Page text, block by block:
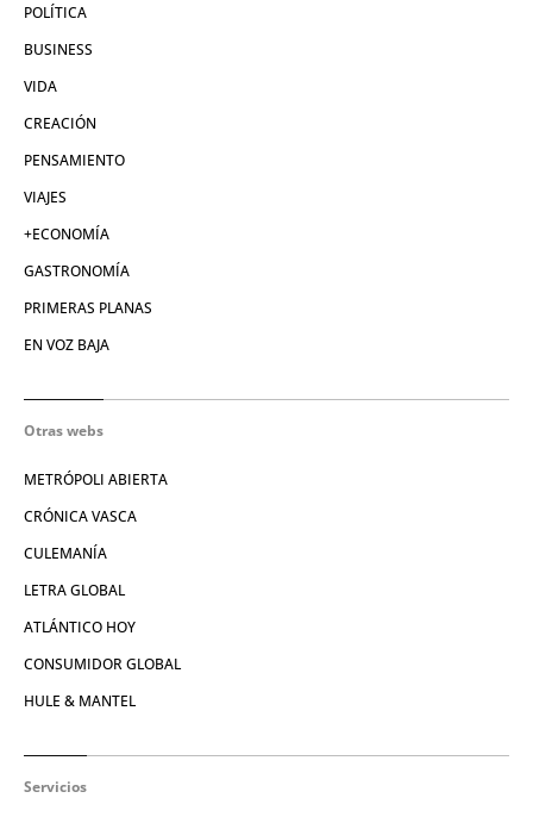
POLÍTICA
BUSINESS
VIDA
CREACIÓN
PENSAMIENTO
VIAJES
+ECONOMÍA
GASTRONOMÍA
PRIMERAS PLANAS
EN VOZ BAJA
Otras webs
METRÓPOLI ABIERTA
CRÓNICA VASCA
CULEMANÍA
LETRA GLOBAL
ATLÁNTICO HOY
CONSUMIDOR GLOBAL
HULE & MANTEL
Servicios